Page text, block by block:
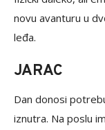
novu avanturu u
leđa.
JARAC
Dan donosi
iznutra. Na poslu